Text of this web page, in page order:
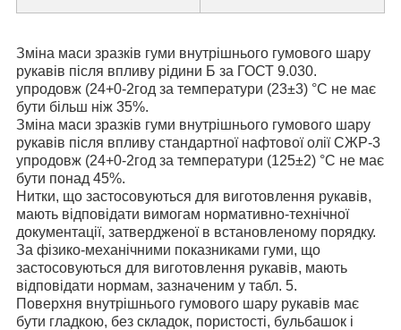
Зміна маси зразків гуми внутрішнього гумового шару
рукавів після впливу рідини Б за ГОСТ 9.030.
упродовж (24+0-2год за температури (23±3) °C не має
бути більш ніж 35%.
Зміна маси зразків гуми внутрішнього гумового шару
рукавів після впливу стандартної нафтової олії СЖР-3
упродовж (24+0-2год за температури (125±2) °C не має
бути понад 45%.
Нитки, що застосовуються для виготовлення рукавів,
мають відповідати вимогам нормативно-технічної
документації, затвердженої в встановленому порядку.
За фізико-механічними показниками гуми, що
застосовуються для виготовлення рукавів, мають
відповідати нормам, зазначеним у табл. 5.
Поверхня внутрішнього гумового шару рукавів має
бути гладкою, без складок, пористості, бульбашок і